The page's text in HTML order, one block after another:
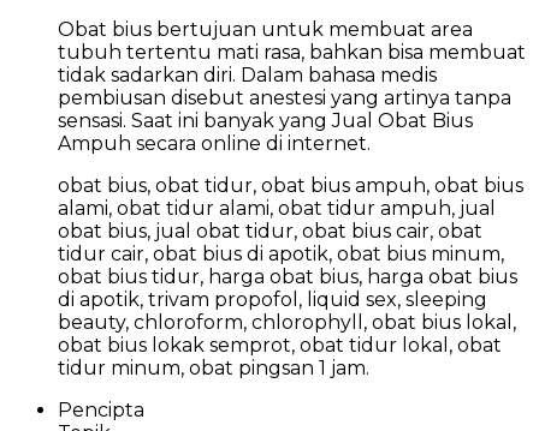
Obat bius bertujuan untuk membuat area
tubuh tertentu mati rasa, bahkan bisa membuat
tidak sadarkan diri. Dalam bahasa medis
pembiusan disebut anestesi yang artinya tanpa
sensasi. Saat ini banyak yang Jual Obat Bius
Ampuh secara online di internet.
obat bius, obat tidur, obat bius ampuh, obat bius
alami, obat tidur alami, obat tidur ampuh, jual
obat bius, jual obat tidur, obat bius cair, obat
tidur cair, obat bius di apotik, obat bius minum,
obat bius tidur, harga obat bius, harga obat bius
di apotik, trivam propofol, liquid sex, sleeping
beauty, chloroform, chlorophyll, obat bius lokal,
obat bius lokak semprot, obat tidur lokal, obat
tidur minum, obat pingsan 1 jam.
Pencipta